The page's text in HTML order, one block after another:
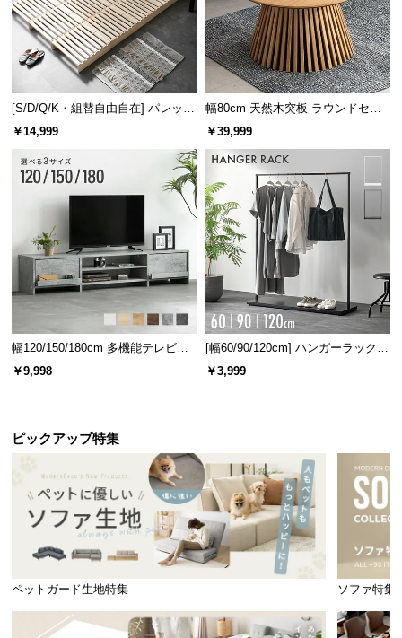
テーブルの脚部には、強度に優れ使うほどに深みが
出るラバーウッドを採用しました。
ラバーウッドとは
ゴムの木を加工した木材。ソフトな
印象の木目と滑らかな肌触りが特徴
安全面にもしっかり配慮した設計
どんな方にも安心してお使い頂けるよう、安全面に
もしっかり配慮したダイニングセットです。
[S/D/Q/K・組替自由自在] パレット
ベッド 8/12/16枚セット
￥14,999
幅80cm 天然木突板 ラウンドセン
ターテーブル 美しい格子デザイン
￥39,999
幅120/150/180cm 多機能テレビボ
ード 木目/石目調 オープン収納・
￥9,998
[幅60/90/120cm] ハンガーラック
スチール 4段階高さ調節 サイドフ
￥3,999
ピックアップ特集
ペットガード生地特集 ソファ特集